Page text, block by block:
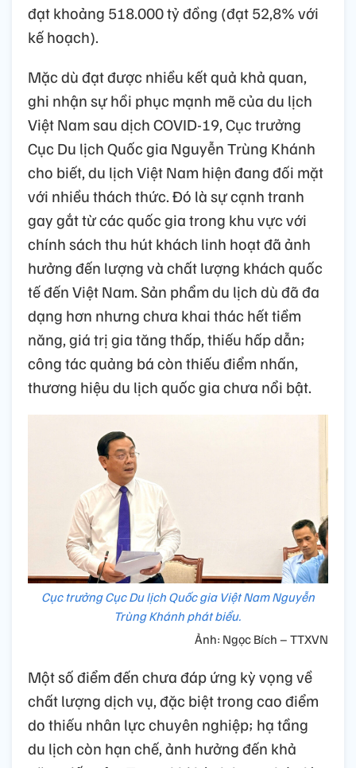
đạt khoảng 518.000 tỷ đồng (đạt 52,8% với
kế hoạch).
Mặc dù đạt được nhiều kết quả khả quan,
ghi nhận sự hồi phục mạnh mẽ của du lịch
Việt Nam sau dịch COVID-19, Cục trưởng
Cục Du lịch Quốc gia Nguyễn Trùng Khánh
cho biết, du lịch Việt Nam hiện đang đối mặt
với nhiều thách thức. Đó là sự cạnh tranh
gay gắt từ các quốc gia trong khu vực với
chính sách thu hút khách linh hoạt đã ảnh
hưởng đến lượng và chất lượng khách quốc
tế đến Việt Nam. Sản phẩm du lịch dù đã đa
dạng hơn nhưng chưa khai thác hết tiềm
năng, giá trị gia tăng thấp, thiếu hấp dẫn;
công tác quảng bá còn thiếu điểm nhấn,
thương hiệu du lịch quốc gia chưa nổi bật.
Cục trưởng Cục Du lịch Quốc gia Việt Nam Nguyễn
Trùng Khánh phát biểu.
Ảnh: Ngọc Bích – TTXVN
Một số điểm đến chưa đáp ứng kỳ vọng về
chất lượng dịch vụ, đặc biệt trong cao điểm
do thiếu nhân lực chuyên nghiệp; hạ tầng
du lịch còn hạn chế, ảnh hưởng đến khả